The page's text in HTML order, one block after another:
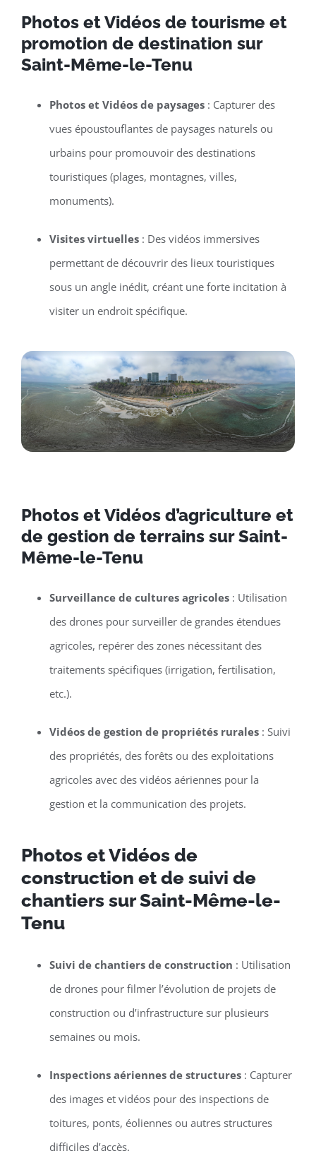
Photos et Vidéos de tourisme et
promotion de destination sur
Saint-Même-le-Tenu
Photos et Vidéos de paysages: Capturer des
vues époustouflantes de paysages naturels ou
urbains pour promouvoir des destinations
touristiques (plages, montagnes, villes,
monuments).
Visites virtuelles: Des vidéos immersives
permettant de découvrir des lieux touristiques
sous un angle inédit, créant une forte incitation à
visiter un endroit spécifique.
Photos et Vidéos d’agriculture et
de gestion de terrains sur Saint-
Même-le-Tenu
Surveillance de cultures agricoles: Utilisation
des drones pour surveiller de grandes étendues
agricoles, repérer des zones nécessitant des
traitements spécifiques (irrigation, fertilisation,
etc.).
Vidéos de gestion de propriétés rurales: Suivi
des propriétés, des forêts ou des exploitations
agricoles avec des vidéos aériennes pour la
gestion et la communication des projets.
Photos et Vidéos de
construction et de suivi de
chantiers sur Saint-Même-le-
Tenu
Suivi de chantiers de construction : Utilisation
de drones pour filmer l’évolution de projets de
construction ou d’infrastructure sur plusieurs
semaines ou mois.
Inspections aériennes de structures: Capturer
des images et vidéos pour des inspections de
toitures, ponts, éoliennes ou autres structures
difficiles d’accès.